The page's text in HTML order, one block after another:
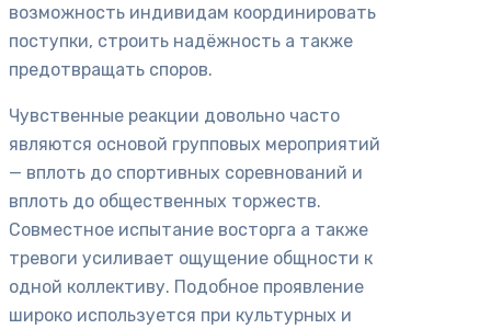
возможность индивидам координировать
поступки, строить надёжность а также
предотвращать споров.
Чувственные реакции довольно часто
являются основой групповых мероприятий
— вплоть до спортивных соревнований и
вплоть до общественных торжеств.
Совместное испытание восторга а также
тревоги усиливает ощущение общности к
одной коллективу. Подобное проявление
широко используется при культурных и